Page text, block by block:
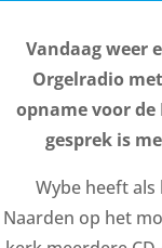
Vandaag weer
Orgelradio
opname voor de
gesprek is
Wybe heeft
Naarden op het